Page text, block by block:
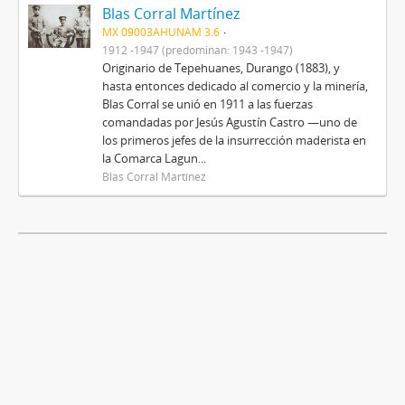
Blas Corral Martínez
MX 09003AHUNAM 3.6
1912 -1947 (predominan: 1943 -1947)
Originario de Tepehuanes, Durango (1883), y
hasta entonces dedicado al comercio y la minería,
Blas Corral se unió en 1911 a las fuerzas
comandadas por Jesús Agustín Castro —uno de
los primeros jefes de la insurrección maderista en
la Comarca Lagun...
Blas Corral Martínez